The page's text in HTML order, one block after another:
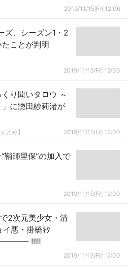
2019/11/15(Fr) 12:06
ズ、シーズン1・2
ことが判明
2019/11/15(Fr) 12:03
り聞いタロウ ～
に惣田紗莉渚が
とめ】 2019/11/15(Fr) 12:00
鞘師里保”の加入で
2019/11/15(Fr) 12:00
2次元美少女・清
悪・掛橋ｷﾀ
!!!!!
2019/11/15(Fr) 12:00